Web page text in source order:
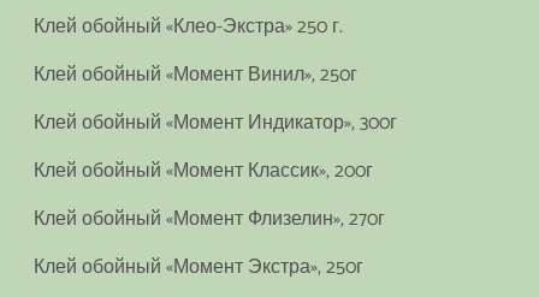
Клей обойный «Клео-Экстра» 250 г.
Клей обойный «Момент Винил», 250г
Клей обойный «Момент Индикатор», 300г
Клей обойный «Момент Классик», 200г
Клей обойный «Момент Флизелин», 270г
Клей обойный «Момент Экстра», 250г